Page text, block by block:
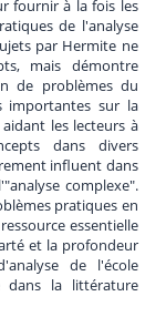
fournir à la fois les
de l'analyse
par Hermite ne
mais démontre
de problèmes du
importantes sur la
les lecteurs à
dans divers
influent dans
complexe".
pratiques en
essentielle
et la profondeur
de l'école
dans la littérature